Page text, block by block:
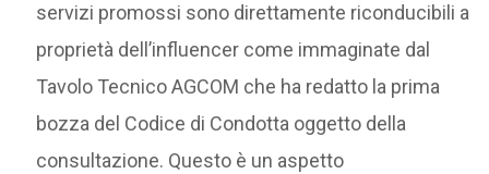
servizi promossi sono direttamente riconducibili a
proprietà dell’influencer come immaginate dal
Tavolo Tecnico AGCOM che ha redatto la prima
bozza del Codice di Condotta oggetto della
consultazione. Questo è un aspetto